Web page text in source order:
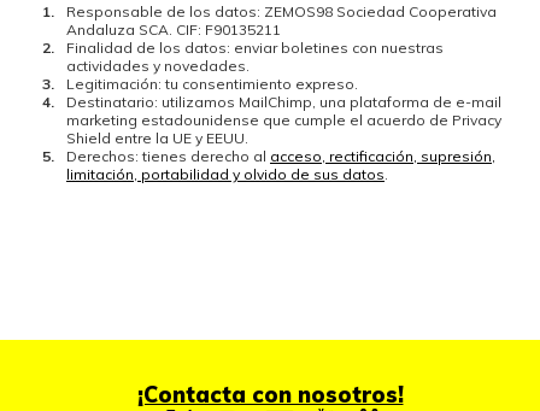
Responsable de los datos: ZEMOS98 Sociedad Cooperativa
Andaluza SCA. CIF: F90135211
Finalidad de los datos: enviar boletines con nuestras
actividades y novedades.
Legitimación: tu consentimiento expreso.
Destinatario: utilizamos MailChimp, una plataforma de e-mail
marketing estadounidense que cumple el acuerdo de Privacy
Shield entre la UE y EEUU.
Derechos: tienes derecho al acceso, rectificación, supresión,
limitación, portabilidad y olvido de sus datos
¡Contacta con nosotros!